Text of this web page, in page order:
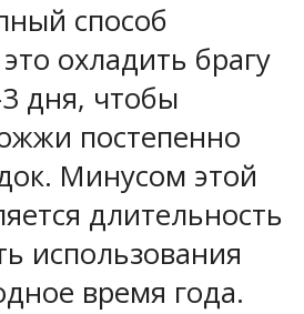
способ
охладить брагу
дня, чтобы
постепенно
Минусом этой
длительность
использования
время года.